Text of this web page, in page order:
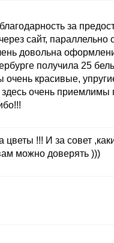
за
сайт, параллельно
довольна
получила 25
очень красивые,
очень приемлимы
!!! И за совет
можно доверять )))